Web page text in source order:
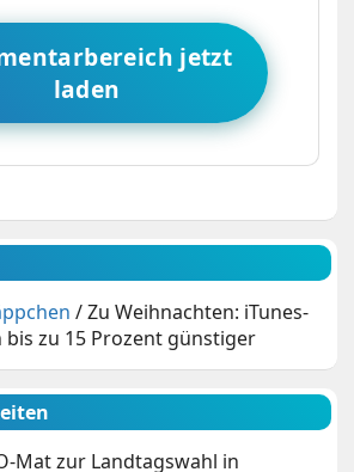
jetzt
laden
/Zu Weihnachten: iTunes-
bis zu 15 Prozent günstiger
Mat zur Landtagswahl in